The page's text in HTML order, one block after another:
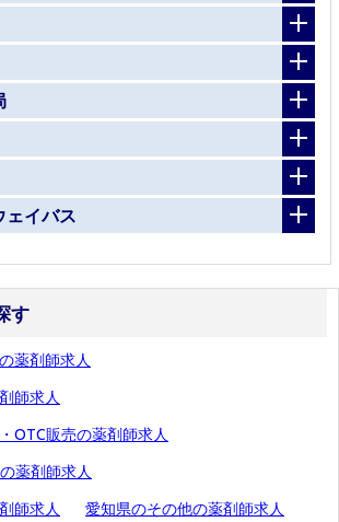
ェイバス
す
薬剤師求人
師求人
OTC販売の薬剤師求人
薬剤師求人
師求人 愛知県のその他の薬剤師求人